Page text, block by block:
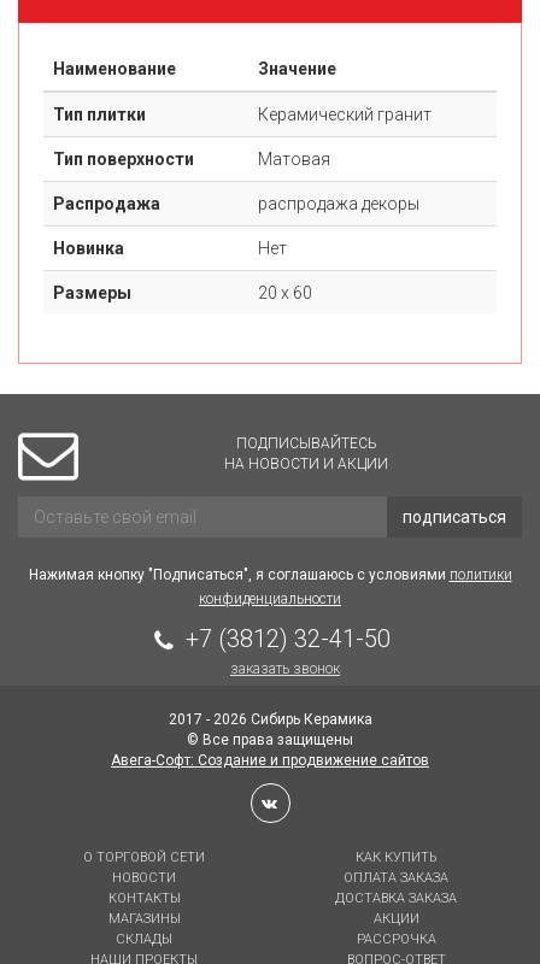
Наименование Значение
Тип плитки Керамический гранит
Тип поверхности Матовая
Распродажа распродажа декоры
Новинка Нет
Размеры 20 х 60
ПОДПИСЫВАЙТЕСЬ
НА НОВОСТИ И АКЦИИ
подписаться
Нажимая кнопку "Подписаться", я соглашаюсь с условиями политики
конфиденциальности
+7 (3812) 32-41-50
заказать звонок
2017 - 2026 Сибирь Керамика
© Все права защищены
Авега-Софт: Создание и продвижение сайтов
О ТОРГОВОЙ СЕТИ
НОВОСТИ
КОНТАКТЫ
МАГАЗИНЫ
СКЛАДЫ
НАШИ ПРОЕКТЫ
КАК КУПИТЬ
ОПЛАТА ЗАКАЗА
ДОСТАВКА ЗАКАЗА
АКЦИИ
РАССРОЧКА
ВОПРОС-ОТВЕТ